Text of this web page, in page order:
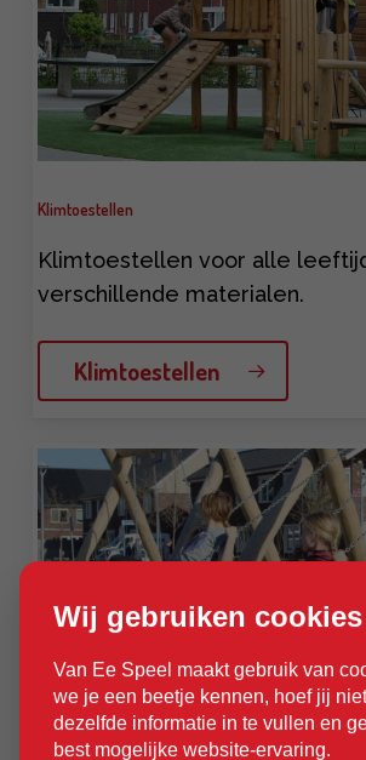
Klimtoestellen
Klimtoestellen voor alle
verschillende materialen.
Klimtoestellen
Learn
more
Wij gebruiken
Van Ee Speel maakt gebruik van
we je een beetje kennen, hoef jij
dezelfde informatie in te vullen en
best mogelijke website-ervaring.